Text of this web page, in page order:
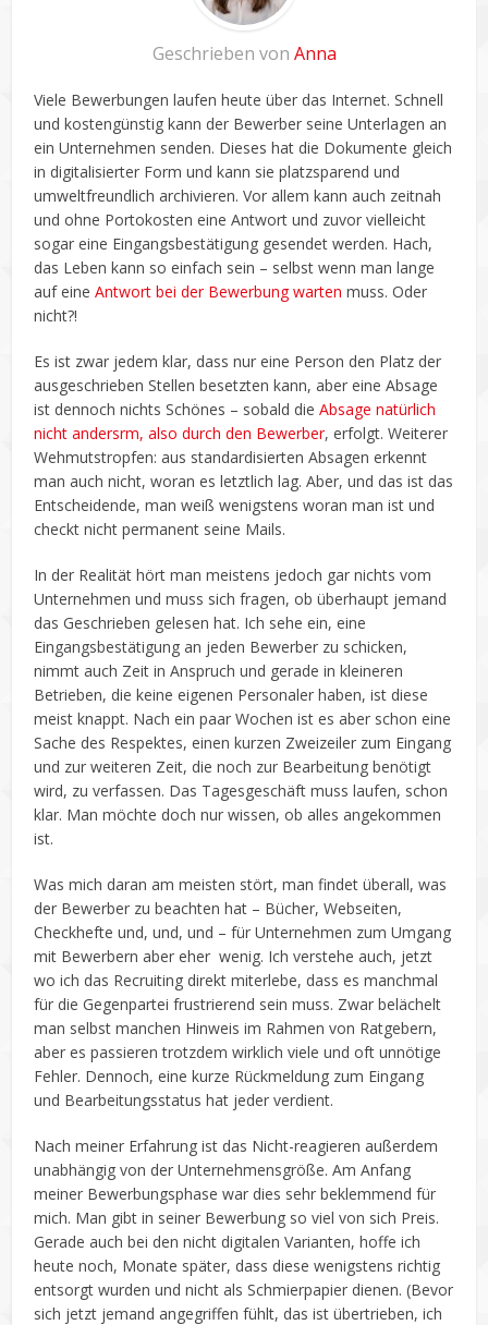
Geschrieben von Anna
Viele Bewerbungen laufen heute über das Internet. Schnell
und kostengünstig kann der Bewerber seine Unterlagen an
ein Unternehmen senden. Dieses hat die Dokumente gleich
in digitalisierter Form und kann sie platzsparend und
umweltfreundlich archivieren. Vor allem kann auch zeitnah
und ohne Portokosten eine Antwort und zuvor vielleicht
sogar eine Eingangsbestätigung gesendet werden. Hach,
das Leben kann so einfach sein – selbst wenn man lange
auf eineAntwort bei der Bewerbung warten muss. Oder
nicht?!
Es ist zwar jedem klar, dass nur eine Person den Platz der
ausgeschrieben Stellen besetzten kann, aber eine Absage
ist dennoch nichts Schönes – sobald dieAbsage natürlich
nicht andersrm, also durch den Bewerber, erfolgt. Weiterer
Wehmutstropfen: aus standardisierten Absagen erkennt
man auch nicht, woran es letztlich lag. Aber, und das ist das
Entscheidende, man weiß wenigstens woran man ist und
checkt nicht permanent seine Mails.
In der Realität hört man meistens jedoch gar nichts vom
Unternehmen und muss sich fragen, ob überhaupt jemand
das Geschrieben gelesen hat. Ich sehe ein, eine
Eingangsbestätigung an jeden Bewerber zu schicken,
nimmt auch Zeit in Anspruch und gerade in kleineren
Betrieben, die keine eigenen Personaler haben, ist diese
meist knappt. Nach ein paar Wochen ist es aber schon eine
Sache des Respektes, einen kurzen Zweizeiler zum Eingang
und zur weiteren Zeit, die noch zur Bearbeitung benötigt
wird, zu verfassen. Das Tagesgeschäft muss laufen, schon
klar. Man möchte doch nur wissen, ob alles angekommen
ist.
Was mich daran am meisten stört, man findet überall, was
der Bewerber zu beachten hat – Bücher, Webseiten,
Checkhefte und, und, und – für Unternehmen zum Umgang
mit Bewerbern aber eher wenig. Ich verstehe auch, jetzt
wo ich das Recruiting direkt miterlebe, dass es manchmal
für die Gegenpartei frustrierend sein muss. Zwar belächelt
man selbst manchen Hinweis im Rahmen von Ratgebern,
aber es passieren trotzdem wirklich viele und oft unnötige
Fehler. Dennoch, eine kurze Rückmeldung zum Eingang
und Bearbeitungsstatus hat jeder verdient.
Nach meiner Erfahrung ist das Nicht-reagieren außerdem
unabhängig von der Unternehmensgröße. Am Anfang
meiner Bewerbungsphase war dies sehr beklemmend für
mich. Man gibt in seiner Bewerbung so viel von sich Preis.
Gerade auch bei den nicht digitalen Varianten, hoffe ich
heute noch, Monate später, dass diese wenigstens richtig
entsorgt wurden und nicht als Schmierpapier dienen. (Bevor
sich jetzt jemand angegriffen fühlt, das ist übertrieben, ich